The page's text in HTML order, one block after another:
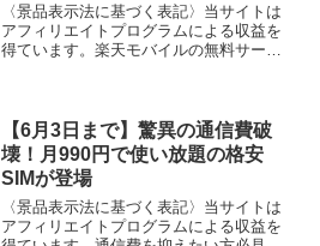
〈景品表示法に基づく表記〉当サイトは
アフィリエイトプログラムによる収益を
得ています。楽天モバイルの無料サービ
楽天モバイルですが、次々...
【6月3日まで】驚異の通信費破
壊！月990円で使い放題の格安
SIMが登場
〈景品表示法に基づく表記〉当サイトは
アフィリエイトプログラムによる収益を